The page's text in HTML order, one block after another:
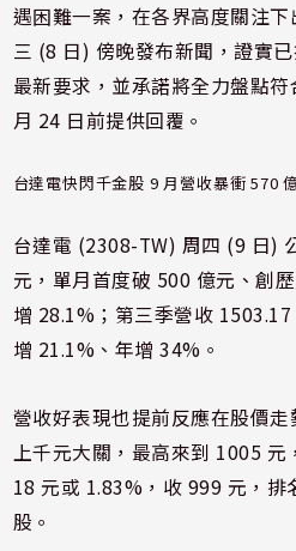
遇困難一案，在各界高度關注
三 (8 日) 傍晚發布新聞，證實
最新要求，並承諾將全力盤點
月 24 日前提供回覆。
台達電快閃千金股 9 月營收暴衝 570
台達電 (2308-TW) 周四 (9 日)
元，單月首度破 500 億元、創
增 28.1%；第三季營收
增 21.1%、年增 34%。
營收好表現也提前反應在股價
上千元大關，最高來到 1005
18 元或 1.83%，收 999 元，排
股。